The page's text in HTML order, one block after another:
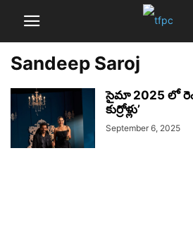
Sandeep Saroj
సైమా 2025 లో
కుర్రోళ్లు’
September 6, 2025